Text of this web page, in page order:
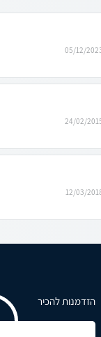
05/12/
24/02/
12/03/
הזדמנות להכיר